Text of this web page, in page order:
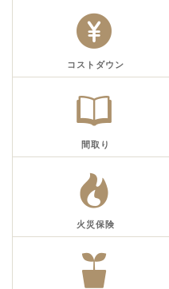
コストダウン
間取り
火災保険